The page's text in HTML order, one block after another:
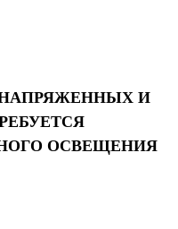
НАПРЯЖЕННЫХ И
ОСВЕЩЕНИЯ